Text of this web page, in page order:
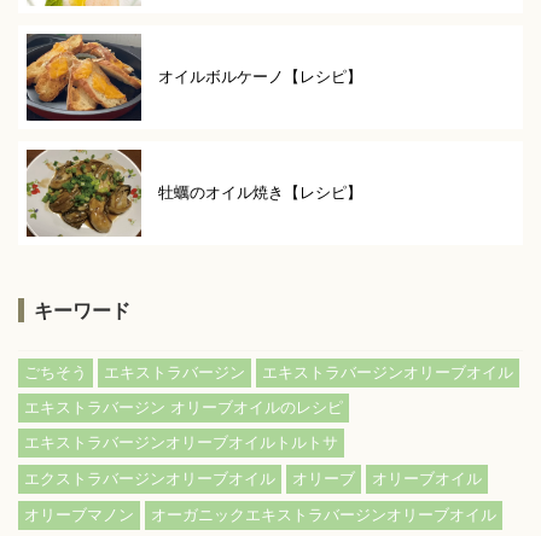
オイルボルケーノ【レシピ】
牡蠣のオイル焼き【レシピ】
キーワード
ごちそう エキストラバージン
エキストラバージンオリーブオイル
エキストラバージン オリーブオイルのレシピ
エキストラバージンオリーブオイルトルトサ
エクストラバージンオリーブオイル
オリーブ
オリーブオイル
オリーブマノン
オーガニックエキストラバージンオリーブオイル